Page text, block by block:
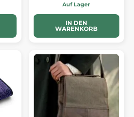
Auf Lager
IN DEN
WARENKORB